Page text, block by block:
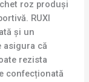
roz produși
RUXI
și un
asigura că
rezista
confecționată